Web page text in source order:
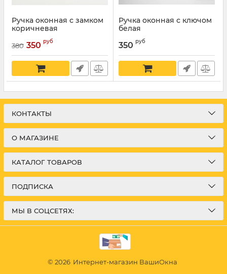
Ручка оконная с замком
коричневая
380 350 руб
Ручка оконная с ключом
белая
350 руб
КОНТАКТЫ
О МАГАЗИНЕ
КАТАЛОГ ТОВАРОВ
ПОДПИСКА
МЫ В СОЦСЕТЯХ:
© 2026 Интернет-магазин ВашиОкна